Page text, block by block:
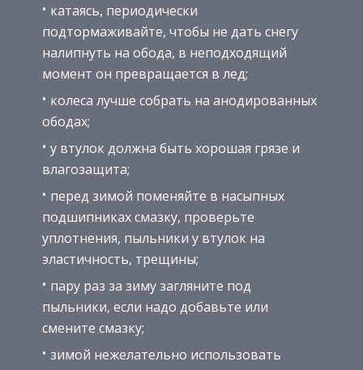
катаясь, периодически
подтормаживайте, чтобы не дать снегу
налипнуть на обода, в неподходящий
момент он превращается в лед;
колеса лучше собрать на анодированных
ободах;
у втулок должна быть хорошая грязе и
влагозащита;
перед зимой поменяйте в насыпных
подшипниках смазку, проверьте
уплотнения, пыльники у втулок на
эластичность, трещины;
пару раз за зиму загляните под
пыльники, если надо добавьте или
смените смазку;
зимой нежелательно использовать